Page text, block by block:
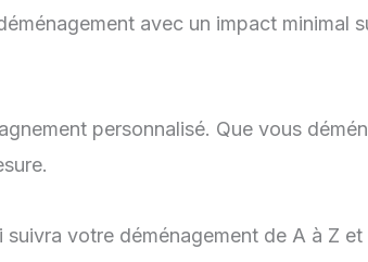
avec un impact minimal
personnalisé. Que vous
votre déménagement de A à Z